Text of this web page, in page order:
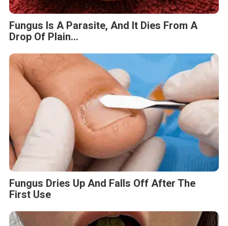
Fungus Is A Parasite, And It Dies From A
Drop Of Plain...
Fungus Dries Up And Falls Off After The
First Use